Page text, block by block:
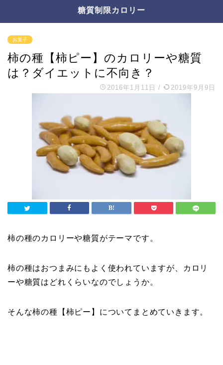
糖質制限カロリー
お菓子
柿の種【柿ピー】のカロリーや糖質
は？ダイエットに不向き？
2016年1月11日 / 2019年9月9日
柿の種のカロリーや糖質がテーマです。
柿の種はおつまみにもよく使われていますが、カロリ
ーや糖質はどれくらいなのでしょうか。
そんな柿の種【柿ピー】についてまとめていきます。